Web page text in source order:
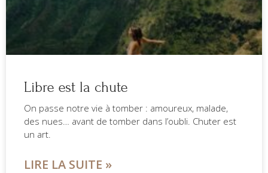
Libre est la chute
On passe notre vie à tomber : amoureux, malade,
des nues… avant de tomber dans l’oubli. Chuter est
un art.
LIRE LA SUITE »